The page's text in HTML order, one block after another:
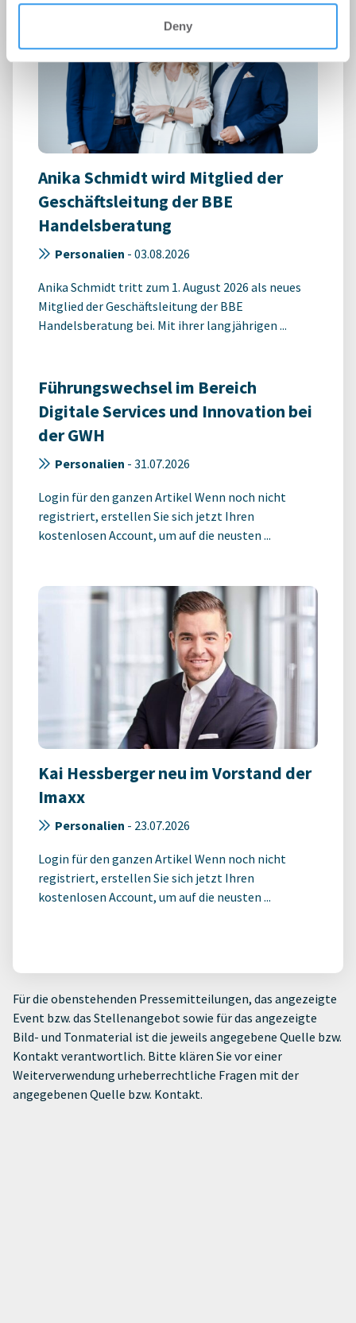
Deny
Anika Schmidt wird Mitglied der
Geschäftsleitung der BBE
Handelsberatung
Personalien - 03.08.2026
Anika Schmidt tritt zum 1. August 2026 als neues
Mitglied der Geschäftsleitung der BBE
Handelsberatung bei. Mit ihrer langjährigen ...
Führungswechsel im Bereich
Digitale Services und Innovation bei
der GWH
Personalien - 31.07.2026
Login für den ganzen Artikel Wenn noch nicht
registriert, erstellen Sie sich jetzt Ihren
kostenlosen Account, um auf die neusten ...
Kai Hessberger neu im Vorstand der
Imaxx
Personalien - 23.07.2026
Login für den ganzen Artikel Wenn noch nicht
registriert, erstellen Sie sich jetzt Ihren
kostenlosen Account, um auf die neusten ...
Für die obenstehenden Pressemitteilungen, das angezeigte
Event bzw. das Stellenangebot sowie für das angezeigte
Bild- und Tonmaterial ist die jeweils angegebene Quelle bzw.
Kontakt verantwortlich. Bitte klären Sie vor einer
Weiterverwendung urheberrechtliche Fragen mit der
angegebenen Quelle bzw. Kontakt.